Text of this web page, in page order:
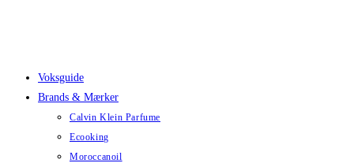
Voksguide
Brands & Mærker
Calvin Klein Parfume
Ecooking
Moroccanoil